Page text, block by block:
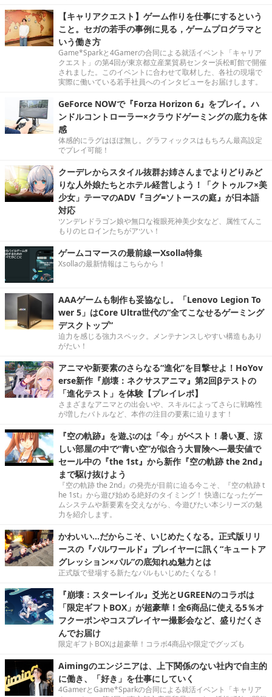
【キャリアクエスト】ゲーム作りを仕事にするという
こと。セガの若手の事例に見る，ゲームプログラマと
いう働き方
Game*Sparkと4Gamerの合同による就活イベント「キャリア
クエスト」の第4回が東京都立産業貿易センター浜松町館で開催
されました。このイベントに合わせて取材した、各社の現場で
実際に働いている若手社員へのインタビューをお届けします。
GeForce NOWで『Forza Horizon 6』をプレイ。ハ
ンドルコントローラー×クラウドゲーミングの底力を体
感
体感的にラグはほぼ無し。グラフィックスはもちろん最高設定
でプレイ可能！
クーデレからスタイル抜群お姉さんまでよりどりみど
りな人外娘たちとホテル経営しよう！「クトゥルフ×美
少女」テーマのADV『ヨグ=ソトースの庭』が日本語
対応
ツンデレドラゴン娘や無口な複眼死神美少女など、属性てんこ
もりのヒロインたちがアツい！
ゲームコマースの最前線ーXsolla特集
Xsollaの最新情報はこちらから！
AAAゲームも制作も妥協なし。「Lenovo Legion To
wer 5」はCore Ultra世代の“全てこなせるゲーミング
デスクトップ”
迫力を感じる強力スペック。メンテナンスしやすい構造もあり
がたい！
アニマや新要素のさらなる“進化”を目撃せよ！HoYov
erse新作『崩壊：ネクサスアニマ』第2回βテストの
「進化テスト」を体験【プレイレポ】
さまざまなアニマとの出会いや、スキルによってさらに戦略性
が増したバトルなど、本作の注目の要素に迫ります！
『空の軌跡』を遊ぶのは「今」がベスト！暑い夏、涼
しい部屋の中で“青い空”が似合う大冒険へ―最安値で
セール中の『the 1st』から新作『空の軌跡 the 2nd』
まで駆け抜けよう
『空の軌跡 the 2nd』の発売が目前に迫る今こそ、『空の軌跡 t
he 1st』から遊び始める絶好のタイミング！ 快適になったゲー
ムシステムや新要素を交えながら、今遊びたい本シリーズの魅
力を紹介します。
かわいい…だからこそ、いじめたくなる。正式版リリ
ースの『パルワールド』プレイヤーに訊く“キュートア
グレッション×パル”の底知れぬ魅力とは
正式版で登場する新たなパルもいじめたくなる！
『崩壊：スターレイル』爻光とUGREENのコラボは
「限定ギフトBOX」が超豪華！全6商品に使える5％オ
フクーポンやコスプレイヤー撮影会など、盛りだくさ
んでお届け
限定ギフトBOXは超豪華！コラボ4商品や限定でグッズも
Aimingのエンジニアは、上下関係のない社内で自主的
に働き、「好き」を仕事にしていく
4GamerとGame*Sparkの合同による就活イベント「キャリア